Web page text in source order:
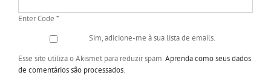
Enter Code *
Sim, adicione-me à sua lista de emails.
Esse site utiliza o Akismet para reduzir spam.Aprenda como seus dados
de comentários são processados.